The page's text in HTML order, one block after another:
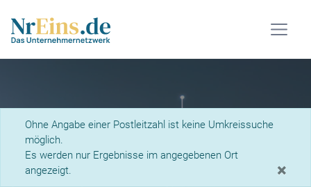
Ohne Angabe einer Postleitzahl ist keine Umkreissuche
möglich.
Es werden nur Ergebnisse im angegebenen Ort
angezeigt.
×
Was suchen Sie?